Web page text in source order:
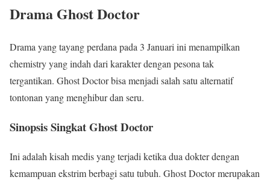
Drama Ghost Doctor
Drama yang tayang perdana pada 3 Januari ini menampilkan
chemistry yang indah dari karakter dengan pesona tak
tergantikan. Ghost Doctor bisa menjadi salah satu alternatif
tontonan yang menghibur dan seru.
Sinopsis Singkat Ghost Doctor
Ini adalah kisah medis yang terjadi ketika dua dokter dengan
kemampuan ekstrim berbagi satu tubuh. Ghost Doctor merupakan